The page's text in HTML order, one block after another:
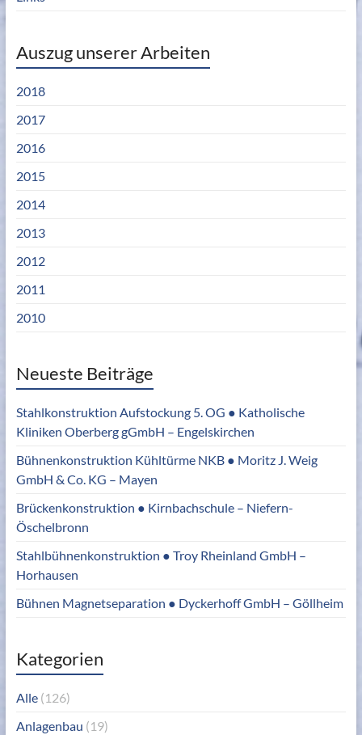
Auszug unserer Arbeiten
2018
2017
2016
2015
2014
2013
2012
2011
2010
Neueste Beiträge
Stahlkonstruktion Aufstockung 5. OG ● Katholische
Kliniken Oberberg gGmbH – Engelskirchen
Bühnenkonstruktion Kühltürme NKB ● Moritz J. Weig
GmbH & Co. KG – Mayen
Brückenkonstruktion ● Kirnbachschule – Niefern-
Öschelbronn
Stahlbühnenkonstruktion ● Troy Rheinland GmbH –
Horhausen
Bühnen Magnetseparation ● Dyckerhoff GmbH – Göllheim
Kategorien
Alle(126)
Anlagenbau (19)